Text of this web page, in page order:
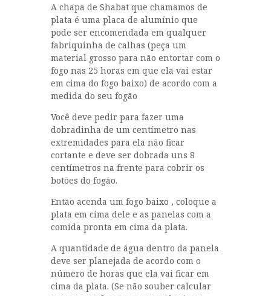
A chapa de Shabat que chamamos de
plata é uma placa de alumínio que
pode ser encomendada em qualquer
fabriquinha de calhas (peça um
material grosso para não entortar com o
fogo nas 25 horas em que ela vai estar
em cima do fogo baixo) de acordo com a
medida do seu fogão
Você deve pedir para fazer uma
dobradinha de um centímetro nas
extremidades para ela não ficar
cortante e deve ser dobrada uns 8
centímetros na frente para cobrir os
botões do fogão.
Então acenda um fogo baixo , coloque a
plata em cima dele e as panelas com a
comida pronta em cima da plata.
A quantidade de água dentro da panela
deve ser planejada de acordo com o
número de horas que ela vai ficar em
cima da plata. (Se não souber calcular